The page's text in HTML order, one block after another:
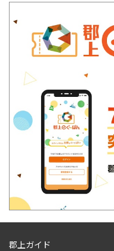
郡上ガイド